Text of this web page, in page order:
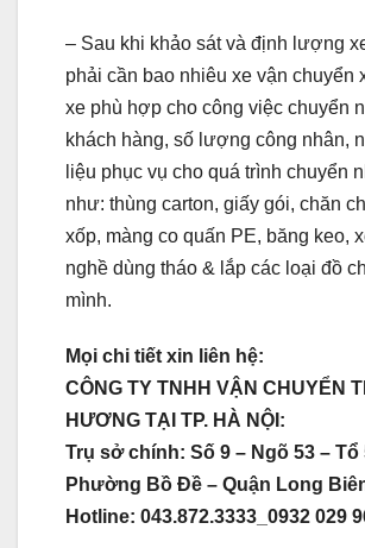
– Sau khi khảo sát và định lượng
phải cần bao nhiêu xe vận chuyển
xe phù hợp cho công việc chuyển
khách hàng, số lượng công nhân,
liệu phục vụ cho quá trình chuyển
như: thùng carton, giấy gói, chăn
xốp, màng co quấn PE, băng keo,
nghề dùng tháo & lắp các loại đồ
mình.
Mọi chi tiết xin liên hệ:
CÔNG TY TNHH VẬN CHUYỂN
HƯƠNG TẠI TP. HÀ NỘI:
Trụ sở chính: Số 9 – Ngõ 53 – Tổ
Phường Bồ Đề – Quận Long
Hotline: 043.872.3333_0932 029